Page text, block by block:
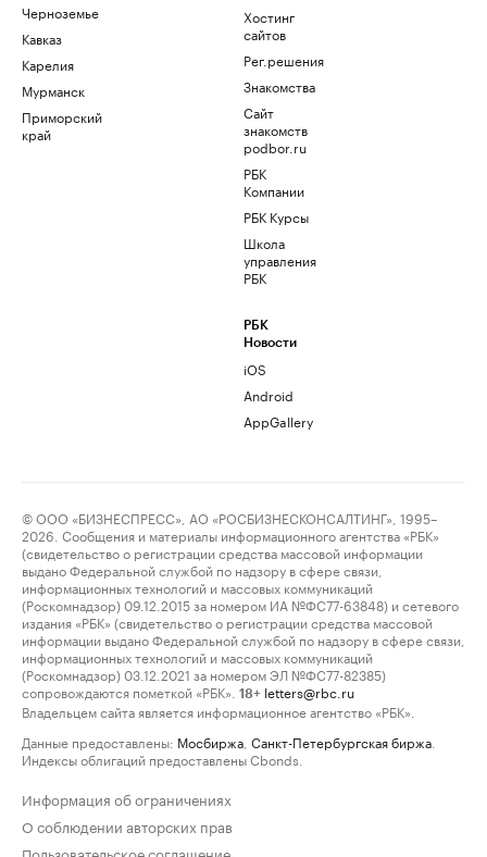
Черноземье
Кавказ
Карелия
Мурманск
Приморский
край
Хостинг
сайтов
Рег.решения
Знакомства
Сайт
знакомств
podbor.ru
РБК
Компании
РБК Курсы
Школа
управления
РБК
РБК
Новости
iOS
Android
AppGallery
© ООО «БИЗНЕСПРЕСС», АО «РОСБИЗНЕСКОНСАЛТИНГ», 1995–
2026. Сообщения и материалы информационного агентства «РБК»
(свидетельство о регистрации средства массовой информации
выдано Федеральной службой по надзору в сфере связи,
информационных технологий и массовых коммуникаций
(Роскомнадзор) 09.12.2015 за номером ИА №ФС77-63848) и сетевого
издания «РБК» (свидетельство о регистрации средства массовой
информации выдано Федеральной службой по надзору в сфере связи,
информационных технологий и массовых коммуникаций
(Роскомнадзор) 03.12.2021 за номером ЭЛ №ФС77-82385)
сопровождаются пометкой «РБК».
18+ letters@rbc.ru
Владельцем сайта является информационное агентство «РБК».
Данные предоставлены: Мосбиржа Санкт-Петербургская биржа
Индексы облигаций предоставлены Cbonds.
Информация об ограничениях
О соблюдении авторских прав